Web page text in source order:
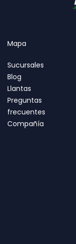
Mapa
Sucursales
Blog
Llantas
Preguntas
frecuentes
Compañía